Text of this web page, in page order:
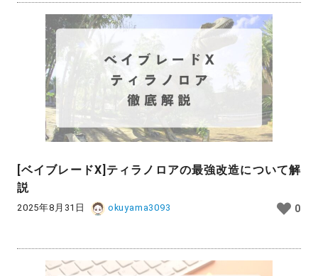
[ベイブレードX]ティラノロアの最強改造について解
説
2025年8月31日 okuyama3093 0